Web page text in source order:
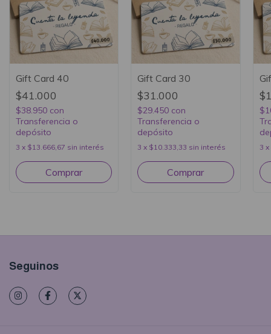
Gift Card 40
$41.000
$38.950 con
Transferencia o
depósito
3 x $13.666,67 sin interés
Gift Card 30
$31.000
$29.450 con
Transferencia o
depósito
3 x $10.333,33 sin interés 3 x
Seguinos